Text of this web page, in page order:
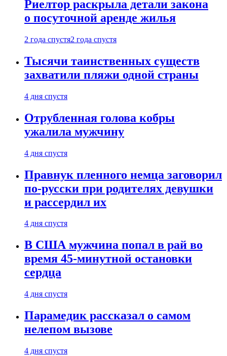
Риелтор раскрыла детали закона
о посуточной аренде жилья
2 года спустя2 года спустя
Тысячи таинственных существ
захватили пляжи одной страны
4 дня спустя
Отрубленная голова кобры
ужалила мужчину
4 дня спустя
Правнук пленного немца заговорил
по-русски при родителях девушки
и рассердил их
4 дня спустя
В США мужчина попал в рай во
время 45-минутной остановки
сердца
4 дня спустя
Парамедик рассказал о самом
нелепом вызове
4 дня спустя